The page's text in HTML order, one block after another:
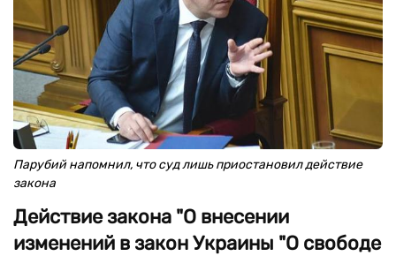
Парубий напомнил, что суд лишь приостановил действие
закона
Действие закона "О внесении
изменений в закон Украины "О свободе